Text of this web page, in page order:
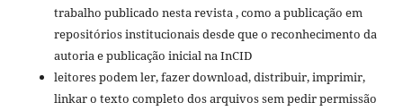
trabalho publicado nesta revista , como a publicação em
repositórios institucionais desde que o reconhecimento da
autoria e publicação inicial na InCID
leitores podem ler, fazer download, distribuir, imprimir,
linkar o texto completo dos arquivos sem pedir permissão